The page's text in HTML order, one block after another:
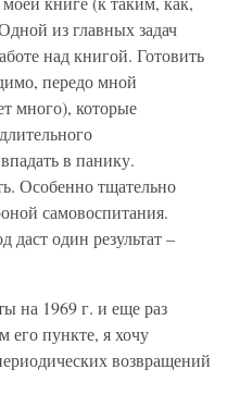
из главных задач
над книгой. Готовить
передо мной
много), которые
в панику.
Особенно тщательно
самовоспитания.
один результат –
на 1969 г. и еще раз
его пункте, я хочу
возвращений